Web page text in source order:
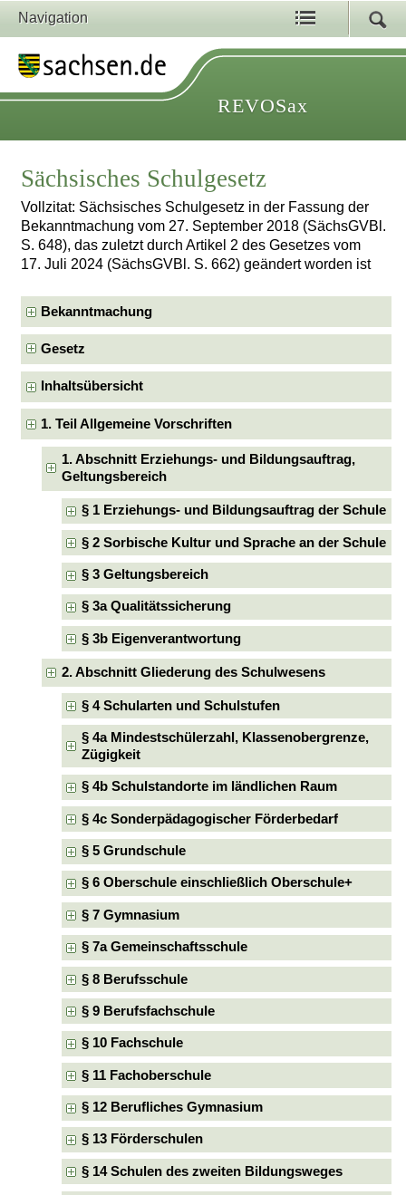
Navigation
REVOSax
Sächsisches Schulgesetz
Vollzitat: Sächsisches Schulgesetz in der Fassung der
Bekanntmachung vom 27. September 2018 (SächsGVBl.
S. 648), das zuletzt durch Artikel 2 des Gesetzes vom
17. Juli 2024 (SächsGVBl. S. 662) geändert worden ist
Bekanntmachung
Gesetz
Inhaltsübersicht
1. Teil Allgemeine Vorschriften
1. Abschnitt Erziehungs- und Bildungsauftrag,
Geltungsbereich
§ 1 Erziehungs- und Bildungsauftrag der Schule
§ 2 Sorbische Kultur und Sprache an der Schule
§ 3 Geltungsbereich
§ 3a Qualitätssicherung
§ 3b Eigenverantwortung
2. Abschnitt Gliederung des Schulwesens
§ 4 Schularten und Schulstufen
§ 4a Mindestschülerzahl, Klassenobergrenze,
Zügigkeit
§ 4b Schulstandorte im ländlichen Raum
§ 4c Sonderpädagogischer Förderbedarf
§ 5 Grundschule
§ 6 Oberschule einschließlich Oberschule+
§ 7 Gymnasium
§ 7a Gemeinschaftsschule
§ 8 Berufsschule
§ 9 Berufsfachschule
§ 10 Fachschule
§ 11 Fachoberschule
§ 12 Berufliches Gymnasium
§ 13 Förderschulen
§ 14 Schulen des zweiten Bildungsweges